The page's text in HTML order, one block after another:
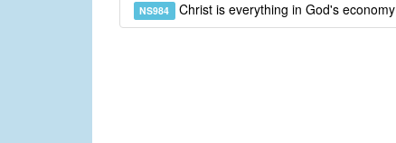
NS984 Christ is everything in God's economy